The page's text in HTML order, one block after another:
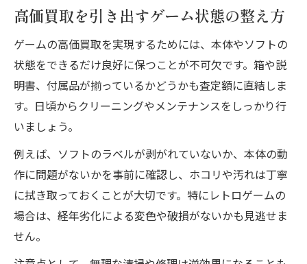
ゲーム買取を宅配で依頼する流れと利点
宅配買取利用時の梱包と発送のポイント
兵庫県で宅配買取を選ぶ際の注意点
買取価格を下げないための事前準備術
宅配買取と店舗買取の違いを徹底比較
高価買取を狙うなら事前準備が大切
ゲーム買取前に必須のクリーニング方法
付属品や箱の有無が買取価格に与える影響
兵庫県で高価買取を実現する準備リスト
買取査定を最大化するための整理術
高価買取を引き出すゲーム状態の整え方
ゲームの高価買取を実現するためには、本体やソフトの
状態をできるだけ良好に保つことが不可欠です。箱や説
明書、付属品が揃っているかどうかも査定額に直結しま
す。日頃からクリーニングやメンテナンスをしっかり行
いましょう。
例えば、ソフトのラベルが剥がれていないか、本体の動
作に問題がないかを事前に確認し、ホコリや汚れは丁寧
に拭き取っておくことが大切です。特にレトロゲームの
場合は、経年劣化による変色や破損がないかも見逃せま
せん。